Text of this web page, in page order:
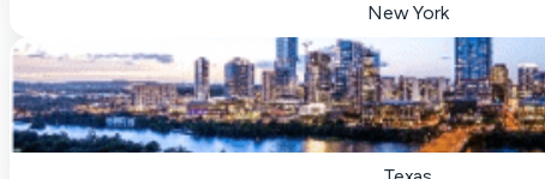
New York